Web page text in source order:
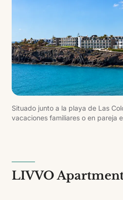
Situado junto a la playa de Las
vacaciones familiares o en pareja
LIVVO